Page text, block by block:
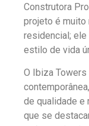
Construtora
projeto é
residencial; ele
estilo de vida
O Ibiza Towers
de qualidade e
que se